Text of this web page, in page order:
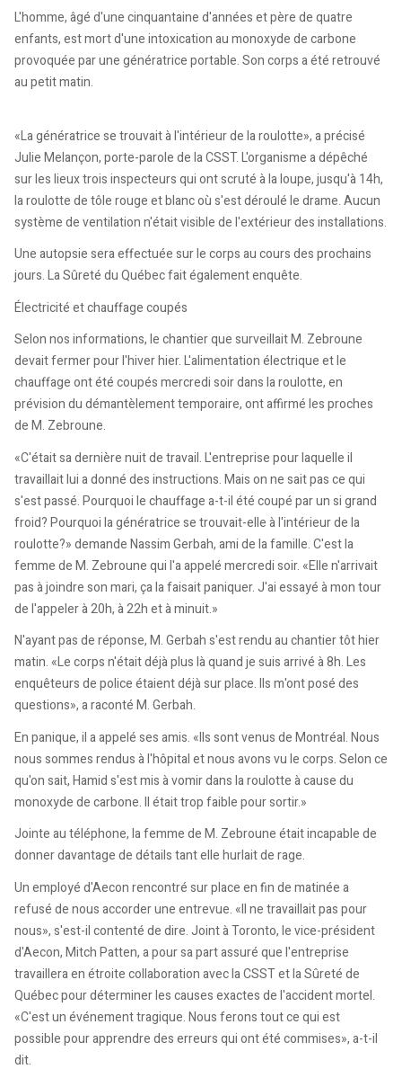
L'homme, âgé d'une cinquantaine d'années et père de quatre
enfants, est mort d'une intoxication au monoxyde de carbone
provoquée par une génératrice portable. Son corps a été retrouvé
au petit matin.
«La génératrice se trouvait à l'intérieur de la roulotte», a précisé
Julie Melançon, porte-parole de la CSST. L'organisme a dépêché
sur les lieux trois inspecteurs qui ont scruté à la loupe, jusqu'à 14h,
la roulotte de tôle rouge et blanc où s'est déroulé le drame. Aucun
système de ventilation n'était visible de l'extérieur des installations.
Une autopsie sera effectuée sur le corps au cours des prochains
jours. La Sûreté du Québec fait également enquête.
Électricité et chauffage coupés
Selon nos informations, le chantier que surveillait M. Zebroune
devait fermer pour l'hiver hier. L'alimentation électrique et le
chauffage ont été coupés mercredi soir dans la roulotte, en
prévision du démantèlement temporaire, ont affirmé les proches
de M. Zebroune.
«C'était sa dernière nuit de travail. L'entreprise pour laquelle il
travaillait lui a donné des instructions. Mais on ne sait pas ce qui
s'est passé. Pourquoi le chauffage a-t-il été coupé par un si grand
froid? Pourquoi la génératrice se trouvait-elle à l'intérieur de la
roulotte?» demande Nassim Gerbah, ami de la famille. C'est la
femme de M. Zebroune qui l'a appelé mercredi soir. «Elle n'arrivait
pas à joindre son mari, ça la faisait paniquer. J'ai essayé à mon tour
de l'appeler à 20h, à 22h et à minuit.»
N'ayant pas de réponse, M. Gerbah s'est rendu au chantier tôt hier
matin. «Le corps n'était déjà plus là quand je suis arrivé à 8h. Les
enquêteurs de police étaient déjà sur place. Ils m'ont posé des
questions», a raconté M. Gerbah.
En panique, il a appelé ses amis. «Ils sont venus de Montréal. Nous
nous sommes rendus à l'hôpital et nous avons vu le corps. Selon ce
qu'on sait, Hamid s'est mis à vomir dans la roulotte à cause du
monoxyde de carbone. Il était trop faible pour sortir.»
Jointe au téléphone, la femme de M. Zebroune était incapable de
donner davantage de détails tant elle hurlait de rage.
Un employé d'Aecon rencontré sur place en fin de matinée a
refusé de nous accorder une entrevue. «Il ne travaillait pas pour
nous», s'est-il contenté de dire. Joint à Toronto, le vice-président
d'Aecon, Mitch Patten, a pour sa part assuré que l'entreprise
travaillera en étroite collaboration avec la CSST et la Sûreté de
Québec pour déterminer les causes exactes de l'accident mortel.
«C'est un événement tragique. Nous ferons tout ce qui est
possible pour apprendre des erreurs qui ont été commises», a-t-il
dit.